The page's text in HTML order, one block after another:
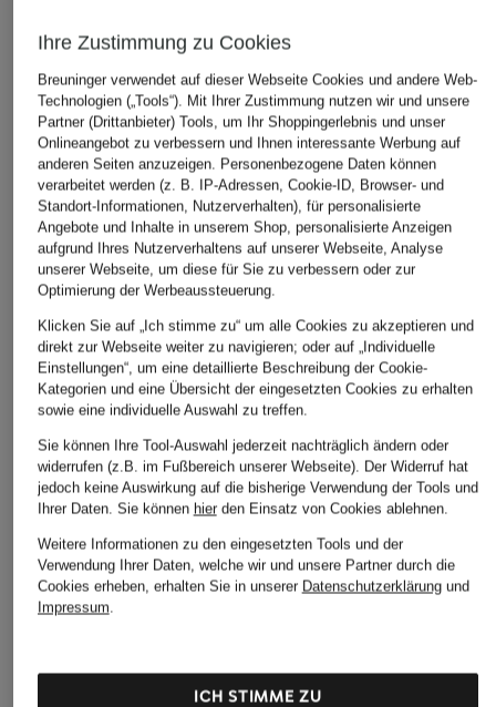
VILEBREQUIN
Marlenehose LINE
dea kudibal
289 €
+Aktionsrabatt
Leinen
Ihre Zustimmung zu Cookies
Breuninger verwendet auf dieser Webseite Cookies und andere Web-
Technologien („Tools“). Mit Ihrer Zustimmung nutzen wir und unsere
Partner (Drittanbieter) Tools, um Ihr Shoppingerlebnis und unser
Onlineangebot zu verbessern und Ihnen interessante Werbung auf
anderen Seiten anzuzeigen. Personenbezogene Daten können
verarbeitet werden (z. B. IP-Adressen, Cookie-ID, Browser- und
Standort-Informationen, Nutzerverhalten), für personalisierte
Angebote und Inhalte in unserem Shop, personalisierte Anzeigen
aufgrund Ihres Nutzerverhaltens auf unserer Webseite, Analyse
unserer Webseite, um diese für Sie zu verbessern oder zur
Optimierung der Werbeaussteuerung.
Klicken Sie auf „Ich stimme zu“ um alle Cookies zu akzeptieren und
direkt zur Webseite weiter zu navigieren; oder auf „Individuelle
Einstellungen“, um eine detaillierte Beschreibung der Cookie-
Kategorien und eine Übersicht der eingesetzten Cookies zu erhalten
sowie eine individuelle Auswahl zu treffen.
Sie können Ihre Tool-Auswahl jederzeit nachträglich ändern oder
widerrufen (z.B. im Fußbereich unserer Webseite). Der Widerruf hat
jedoch keine Auswirkung auf die bisherige Verwendung der Tools und
Ihrer Daten. Sie können hierden Einsatz von Cookies ablehnen.
Weitere Informationen zu den eingesetzten Tools und der
Verwendung Ihrer Daten, welche wir und unsere Partner durch die
Cookies erheben, erhalten Sie in unserer Datenschutzerklärungund
Impressum.
ICH STIMME ZU